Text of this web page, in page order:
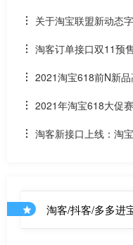
关于淘宝联盟新动态
况和API调用说明
淘客订单接口双11预
分是淘客双11预售订单
贝该如何计算佣金
2021淘宝618前N新
2021年淘宝618大促
淘客新接口上线：淘
淘客/抖客/多多进